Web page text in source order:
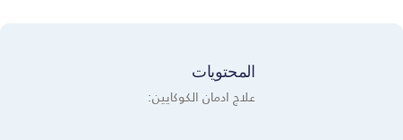
المحتويات
علاج ادمان الكوكايين: